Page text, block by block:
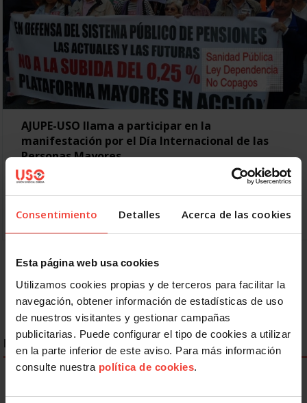
Consentimiento Detalles Acerca de las cookies
Esta página web usa cookies
Utilizamos cookies propias y de terceros para facilitar la
navegación, obtener información de estadísticas de uso
de nuestros visitantes y gestionar campañas
publicitarias. Puede configurar el tipo de cookies a utilizar
en la parte inferior de este aviso. Para más información
consulte nuestra política de cookies.
AJUPE-USO llama a participar en la
manifestación por el Día Internacional de las
Personas Mayores
27 SEPTIEMBRE, 2017
AJUPE-USO, como miembro de la Plataforma Mayores en
próximo 1 de octubre, con motivo del Día…
Anterior 1 2
ENLACES DESTACADOS